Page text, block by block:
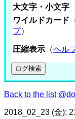
大文字・小文字
ワイルドカード
プ）
圧縮表示 （ヘル
Back to the list
2018_02_23 (金):